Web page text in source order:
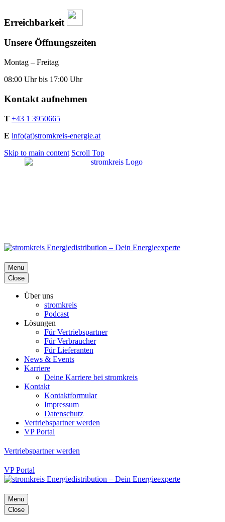
Erreichbarkeit
Unsere Öffnungszeiten
Montag – Freitag
08:00 Uhr bis 17:00 Uhr
Kontakt aufnehmen
T +43 1 3950665
E info(at)stromkreis-energie.at
Skip to main content Scroll Top
Menu
Close
Über uns
stromkreis
Podcast
Lösungen
Für Vertriebspartner
Für Verbraucher
Für Lieferanten
News & Events
Karriere
Deine Karriere bei stromkreis
Kontakt
Kontaktformular
Impressum
Datenschutz
Vertriebspartner werden
VP Portal
Vertriebspartner werden
VP Portal
Menu
Close